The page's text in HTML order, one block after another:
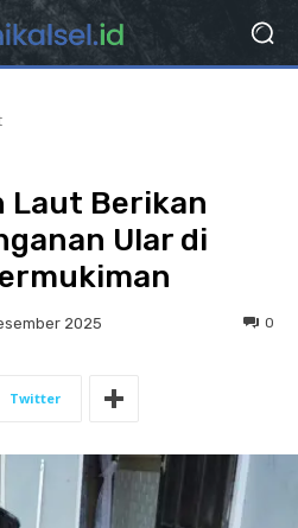
Laut Berikan
Ular di
2025 0
Twitter